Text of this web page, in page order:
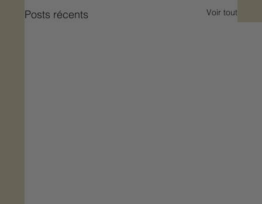
Posts récents Voir tout